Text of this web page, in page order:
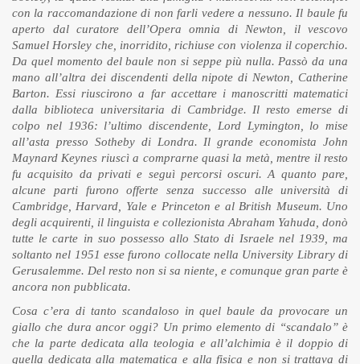
con la raccomandazione di non farli vedere a nessuno. Il baule fu
aperto dal curatore dell’Opera omnia di Newton, il vescovo
Samuel Horsley che, inorridito, richiuse con violenza il coperchio.
Da quel momento del baule non si seppe più nulla. Passò da una
mano all’altra dei discendenti della nipote di Newton, Catherine
Barton. Essi riuscirono a far accettare i manoscritti matematici
dalla biblioteca universitaria di Cambridge. Il resto emerse di
colpo nel 1936: l’ultimo discendente, Lord Lymington, lo mise
all’asta presso Sotheby di Londra. Il grande economista John
Maynard Keynes riuscì a comprarne quasi la metà, mentre il resto
fu acquisito da privati e seguì percorsi oscuri. A quanto pare,
alcune parti furono offerte senza successo alle università di
Cambridge, Harvard, Yale e Princeton e al British Museum. Uno
degli acquirenti, il linguista e collezionista Abraham Yahuda, donò
tutte le carte in suo possesso allo Stato di Israele nel 1939, ma
soltanto nel 1951 esse furono collocate nella University Library di
Gerusalemme. Del resto non si sa niente, e comunque gran parte è
ancora non pubblicata.
Cosa c’era di tanto scandaloso in quel baule da provocare un
giallo che dura ancor oggi? Un primo elemento di “scandalo” è
che la parte dedicata alla teologia e all’alchimia è il doppio di
quella dedicata alla matematica e alla fisica e non si trattava di